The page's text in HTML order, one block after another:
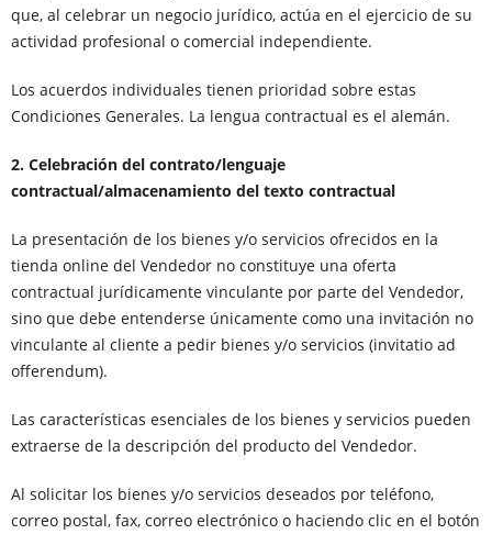
que, al celebrar un negocio jurídico, actúa en el ejercicio de su
actividad profesional o comercial independiente.
Los acuerdos individuales tienen prioridad sobre estas
Condiciones Generales. La lengua contractual es el alemán.
2. Celebración del contrato/lenguaje
contractual/almacenamiento del texto contractual
La presentación de los bienes y/o servicios ofrecidos en la
tienda online del Vendedor no constituye una oferta
contractual jurídicamente vinculante por parte del Vendedor,
sino que debe entenderse únicamente como una invitación no
vinculante al cliente a pedir bienes y/o servicios (invitatio ad
offerendum).
Las características esenciales de los bienes y servicios pueden
extraerse de la descripción del producto del Vendedor.
Al solicitar los bienes y/o servicios deseados por teléfono,
correo postal, fax, correo electrónico o haciendo clic en el botón